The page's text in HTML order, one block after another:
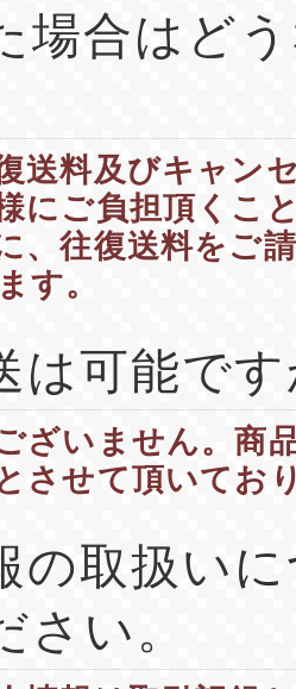
場合はど
送料及びキャン
にご負担頂くこ
、往復送料をご
す。
は可能で
ざいません。商
させて頂いてお
の取扱い
さい。